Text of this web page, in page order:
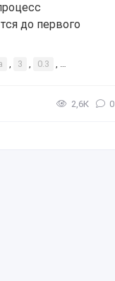
до первого
, 3 , 0.3 , интересное
2,6К 0